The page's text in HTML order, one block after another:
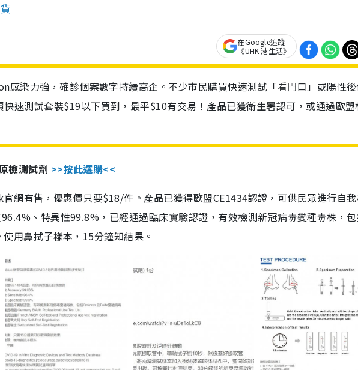
在Google追蹤
《UHK 港生活》
感染力強，確診個案數字持續高企。不少市民購買快速測試「看門口」或陽性
速測試套裝$19以下買到，最平$10有交易！產品已獲衛生署認可，或通過歐盟
檢測試劑 >>按此選購<<
網有售，優惠價只要$18/件。產品已獲得歐盟CE1434認證，可供民眾進行自
、特異性99.8%，已經通過臨床實驗認證，有效檢測新冠病毒變種毒株，
用鼻拭子樣本，15分鐘知結果。